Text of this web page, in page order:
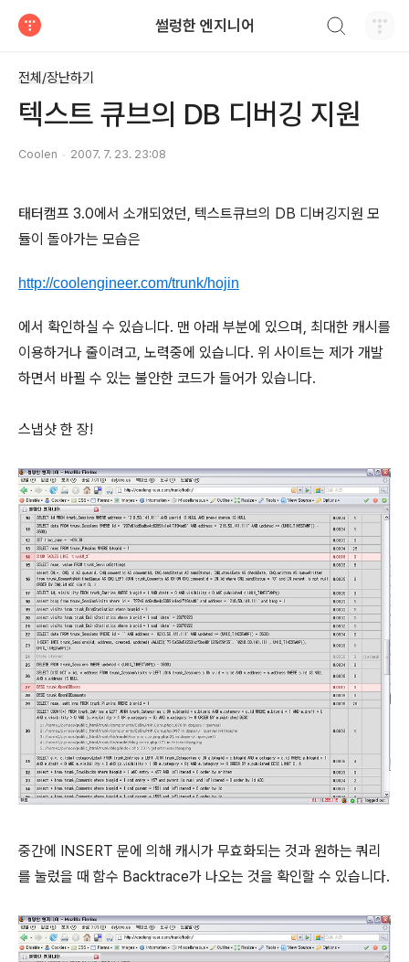
썰렁한 엔지니어
전체/장난하기
텍스트 큐브의 DB 디버깅 지원
Coolen 2007. 7. 23. 23:08
태터캠프 3.0에서 소개되었던, 텍스트큐브의 DB 디버깅지원 모
듈이 돌아가는 모습은
http://coolengineer.com/trunk/hojin
에서 확인하실 수 있습니다. 맨 아래 부분에 있으며, 최대한 캐시를
이용하거나 줄이려고, 노력중에 있습니다. 위 사이트는 제가 개발
하면서 바뀔 수 있는 불안한 코드가 들어가 있습니다.
스냅샷 한 장!
중간에 INSERT 문에 의해 캐시가 무효화되는 것과 원하는 쿼리
를 눌렀을 때 함수 Backtrace가 나오는 것을 확인할 수 있습니다.